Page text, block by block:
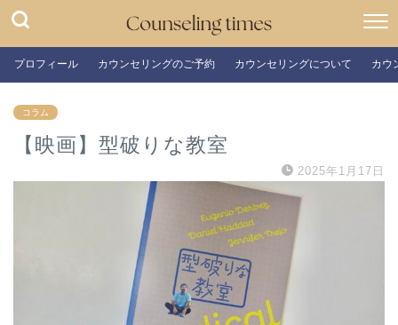
プロフィール カウンセリングのご予約 カウンセリングについて カウ
コラム
【映画】型破りな教室
2025年1月17日